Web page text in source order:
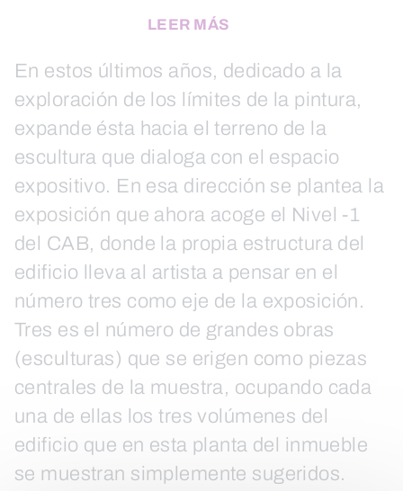
LEER MÁS
En estos últimos años, dedicado a la
exploración de los límites de la pintura,
expande ésta hacia el terreno de la
escultura que dialoga con el espacio
expositivo. En esa dirección se plantea la
exposición que ahora acoge el Nivel -1
del CAB, donde la propia estructura del
edificio lleva al artista a pensar en el
número tres como eje de la exposición.
Tres es el número de grandes obras
(esculturas) que se erigen como piezas
centrales de la muestra, ocupando cada
una de ellas los tres volúmenes del
edificio que en esta planta del inmueble
se muestran simplemente sugeridos.